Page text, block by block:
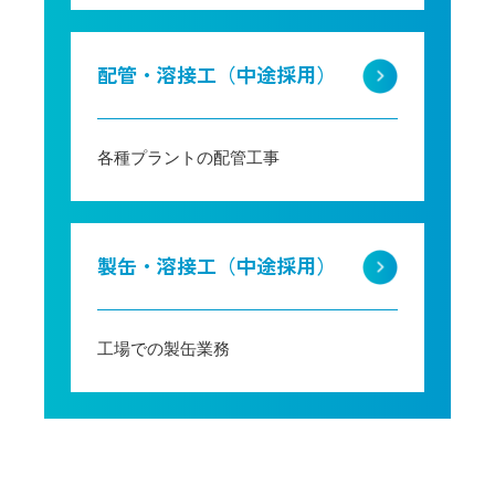
配管・溶接工（中途採用）
各種プラントの配管工事
製缶・溶接工（中途採用）
工場での製缶業務